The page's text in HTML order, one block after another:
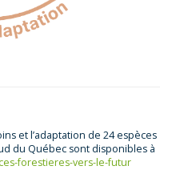
et l’adaptation de 24 espèces
du Québec sont disponibles à
forestieres-vers-le-futur